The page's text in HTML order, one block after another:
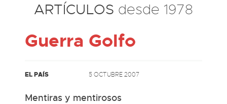
ARTÍCULOS desde 1978
Guerra Golfo
EL PAÍS 5 OCTUBRE 2007
Mentiras y mentirosos